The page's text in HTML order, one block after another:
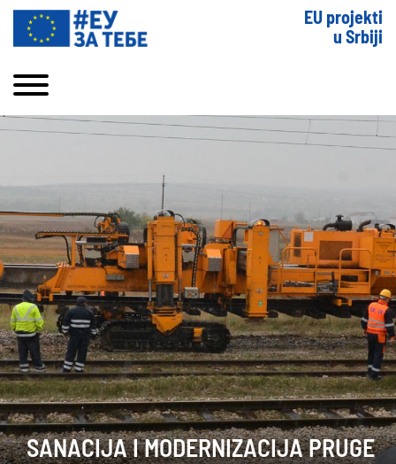
EU projekti
u Srbiji
SANACIJA I MODERNIZACIJA PRUGE